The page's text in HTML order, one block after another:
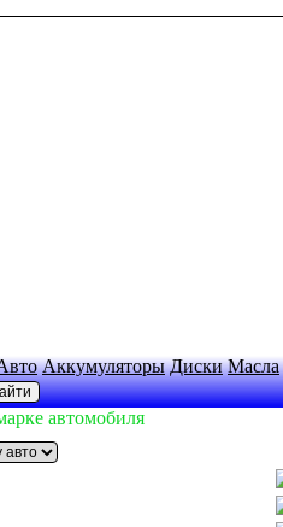
Аккумуляторы Диски Масла
автомобиля